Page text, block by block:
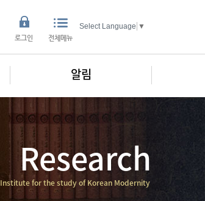
Select Language ▼
전체메뉴
로그인
알림
Research
Institute for the study of Korean Modernity